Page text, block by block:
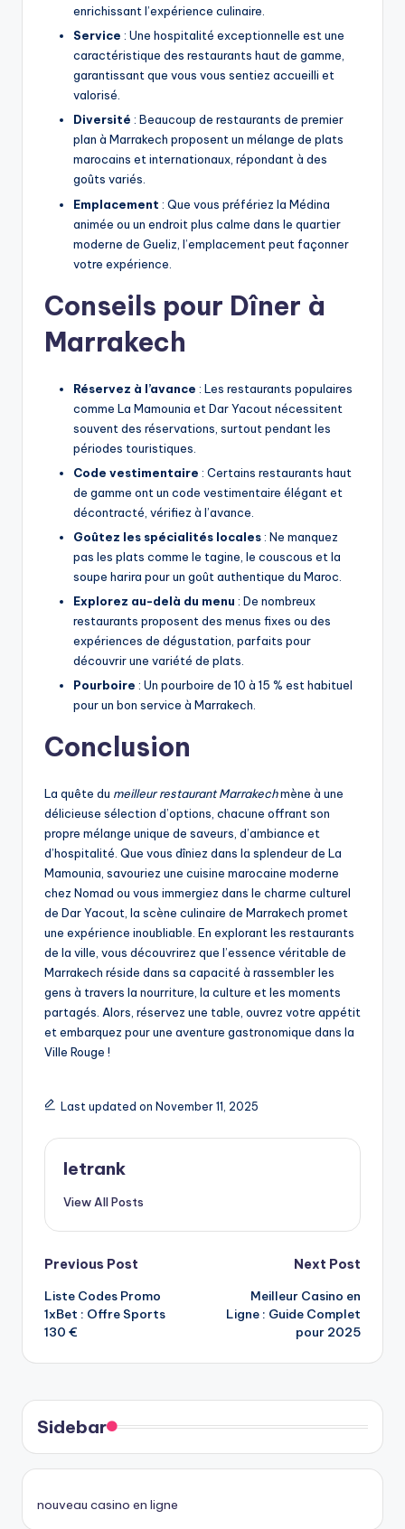
enrichissant l’expérience culinaire.
Service : Une hospitalité exceptionnelle est une
caractéristique des restaurants haut de gamme,
garantissant que vous vous sentiez accueilli et
valorisé.
Diversité : Beaucoup de restaurants de premier
plan à Marrakech proposent un mélange de plats
marocains et internationaux, répondant à des
goûts variés.
Emplacement : Que vous préfériez la Médina
animée ou un endroit plus calme dans le quartier
moderne de Gueliz, l’emplacement peut façonner
votre expérience.
Conseils pour Dîner à
Marrakech
Réservez à l’avance : Les restaurants populaires
comme La Mamounia et Dar Yacout nécessitent
souvent des réservations, surtout pendant les
périodes touristiques.
Code vestimentaire : Certains restaurants haut
de gamme ont un code vestimentaire élégant et
décontracté, vérifiez à l’avance.
Goûtez les spécialités locales : Ne manquez
pas les plats comme le tagine, le couscous et la
soupe harira pour un goût authentique du Maroc.
Explorez au-delà du menu : De nombreux
restaurants proposent des menus fixes ou des
expériences de dégustation, parfaits pour
découvrir une variété de plats.
Pourboire : Un pourboire de 10 à 15 % est habituel
pour un bon service à Marrakech.
Conclusion
La quête du meilleur restaurant Marrakechmène à une
délicieuse sélection d’options, chacune offrant son
propre mélange unique de saveurs, d’ambiance et
d’hospitalité. Que vous dîniez dans la splendeur de La
Mamounia, savouriez une cuisine marocaine moderne
chez Nomad ou vous immergiez dans le charme culturel
de Dar Yacout, la scène culinaire de Marrakech promet
une expérience inoubliable. En explorant les restaurants
de la ville, vous découvrirez que l’essence véritable de
Marrakech réside dans sa capacité à rassembler les
gens à travers la nourriture, la culture et les moments
partagés. Alors, réservez une table, ouvrez votre appétit
et embarquez pour une aventure gastronomique dans la
Ville Rouge !
Last updated on November 11, 2025
letrank
View All Posts
Post
navigation
Previous Post
Liste Codes Promo
1xBet : Offre Sports
130 €
Next Post
Meilleur Casino en
Ligne : Guide Complet
pour 2025
Sidebar
nouveau casino en ligne